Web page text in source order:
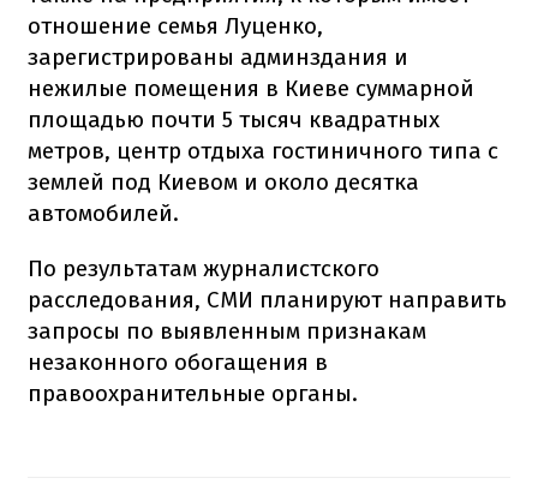
отношение семья Луценко,
зарегистрированы админздания и
нежилые помещения в Киеве суммарной
площадью почти 5 тысяч квадратных
метров, центр отдыха гостиничного типа с
землей под Киевом и около десятка
автомобилей.
По результатам журналистского
расследования, СМИ планируют направить
запросы по выявленным признакам
незаконного обогащения в
правоохранительные органы.